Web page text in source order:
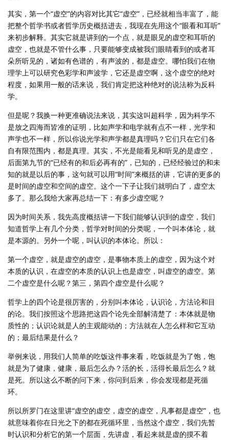
其实，第一个“虚空”的内容对比其它“虚空”，已经就相当丰富了，能
把整个哲学书或者哲学历史概括进去，我现在先用这个“眼看和耳听”
来初步解释。其实它就是讲到的一个点，就是眼见的虚空和耳听的
虚空，也就是不管什么事，只要能够变成被我们眼睛看到的或者耳
朵所听见的，诸如有色谱的，有声波的，都是虚空。哪怕我们在物
理学上可以研究色彩学和声波学，它还是虚空啊，这个虚空的绝对
程度，如果用一般的话来说，我们肯定把这种绝对的说法称为反科
学。
但是呢？我换一种更准确说法来说，其实这叫超科学，因为科学不
是放之四海而皆准的证明，比如声学和电学就有点不一样，光学和
声学也不一样，所以你说光学和声学都是真理吗？它们只在它们各
自有限范围内，都是真理。其实，不光是能看见和听见的是虚空，
后面第九节的“已经有的和后必再有的”，已知的，已经经验过的和未
知的就是以后的事，这句就可以用“时间”来概括的讲，它讲的更多的
是时间的虚空和空间的虚空。这个一下子让我们就明白了，虚空太
多了。那么我给大家再总结一下：有多少虚空呢？
因为时间关系，我先高度概括讲一下我们能够认识到的虚空，我们
知道哲学上有几个分类，哲学对时间的分类呢，一个叫本体论，就
是本源的。另外一个呢，叫认识的本体论。所以：
第一个虚空，就是虚空的虚空，是事物本质上的虚空，因为这个对
本质的认识，在虚空的本质的认识上也是虚空，叫虚空的虚空。第
二个虚空是什么呢？第三，第四个虚空是什么呢？
哲学上的四个论是很厉害的，分别叫本体论，认识论，方法论和目
的论。我们按照这个思路把这四个论先全部解清楚了：本体就是物
质性的；认识论就是人的主观能动的；方法就在人怎么样和它互动
的；最后结果是什么？
举例来说，用我们人简单的吃饭这件事来看，吃饭就是为了饱，饱
就是为了健康，健康，最后怎么办？活的长，活得长最后怎么？就
是死。所以这么不断的问下来，你问到后来，你会发现都是死循
环。
所以所罗门在这里讲“虚空的虚空，虚空的虚空，凡事都是虚空”，也
就意味着你在日光之下的都在死循环里，当然这个虚空，我们先暂
时认识和分析它的第一个层面，先讲虚，看起来就是虚的摸不着